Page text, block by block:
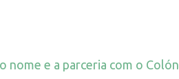
nome e a parceria com o Colón